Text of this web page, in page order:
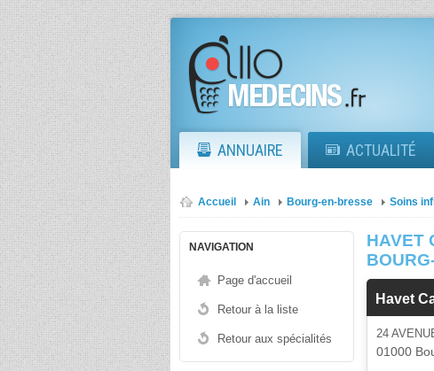
ANNUAIRE ACTUALITÉ
Accueil Ain Bourg-en-bresse Soins
NAVIGATION
Page d'accueil
Retour à la liste
Retour aux spécialités
HAVET
Havet
24
01000